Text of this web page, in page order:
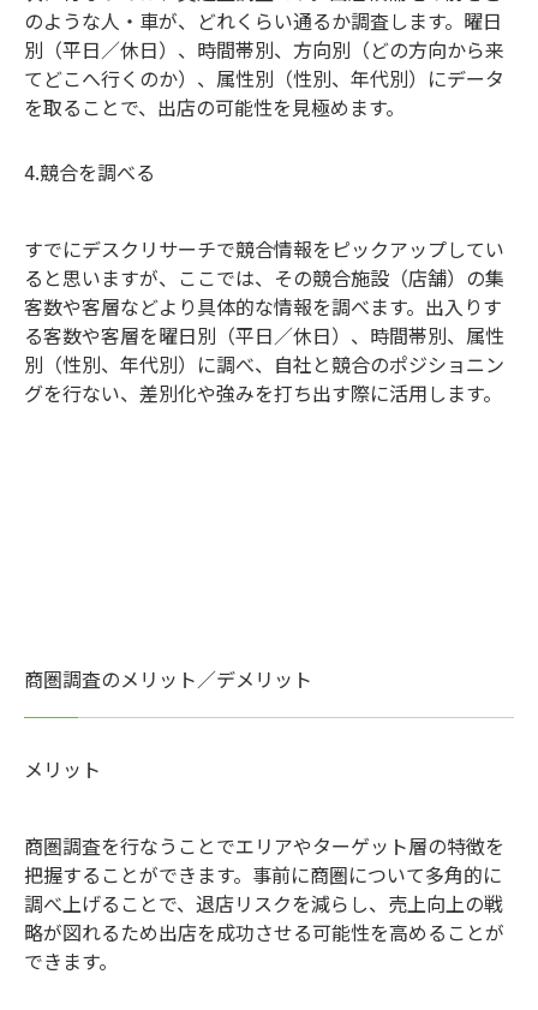
のような人・車が、どれくらい通るか調査します。曜日
別（平日／休日）、時間帯別、方向別（どの方向から来
てどこへ行くのか）、属性別（性別、年代別）にデータ
を取ることで、出店の可能性を見極めます。
4.競合を調べる
すでにデスクリサーチで競合情報をピックアップしてい
ると思いますが、ここでは、その競合施設（店舗）の集
客数や客層などより具体的な情報を調べます。出入りす
る客数や客層を曜日別（平日／休日）、時間帯別、属性
別（性別、年代別）に調べ、自社と競合のポジショニン
グを行ない、差別化や強みを打ち出す際に活用します。
商圏調査のメリット／デメリット
メリット
商圏調査を行なうことでエリアやターゲット層の特徴を
把握することができます。 事前に商圏について多角的に
調べ上げることで、退店リスクを減らし、売上向上の戦
略が図れるため出店を成功させる可能性を高めることが
できます。